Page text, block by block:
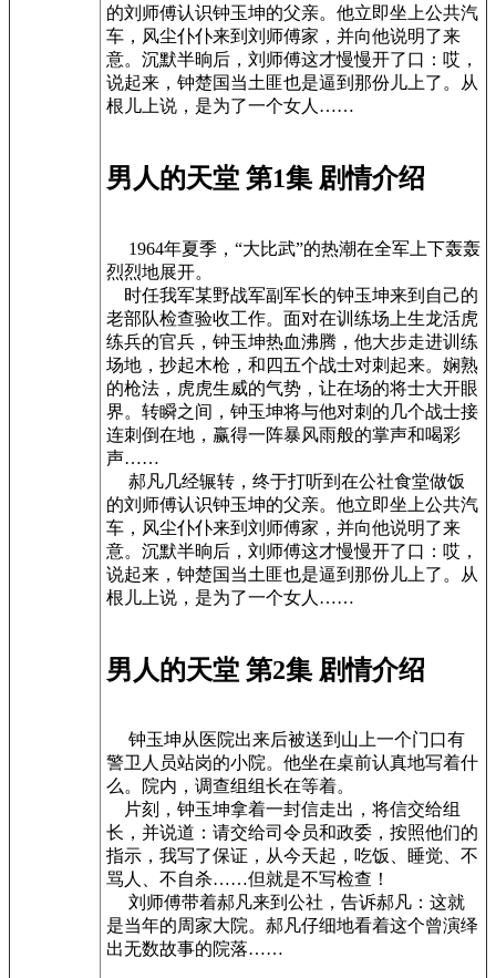
的刘师傅认识钟玉坤的父亲。他立即坐上公共汽
车，风尘仆仆来到刘师傅家，并向他说明了来
意。沉默半晌后，刘师傅这才慢慢开了口：哎，
说起来，钟楚国当土匪也是逼到那份儿上了。从
根儿上说，是为了一个女人……
男人的天堂 第1集 剧情介绍
1964年夏季，“大比武”的热潮在全军上下轰轰
烈烈地展开。
时任我军某野战军副军长的钟玉坤来到自己的
老部队检查验收工作。面对在训练场上生龙活虎
练兵的官兵，钟玉坤热血沸腾，他大步走进训练
场地，抄起木枪，和四五个战士对刺起来。娴熟
的枪法，虎虎生威的气势，让在场的将士大开眼
界。转瞬之间，钟玉坤将与他对刺的几个战士接
连刺倒在地，赢得一阵暴风雨般的掌声和喝彩
声……
郝凡几经辗转，终于打听到在公社食堂做饭
的刘师傅认识钟玉坤的父亲。他立即坐上公共汽
车，风尘仆仆来到刘师傅家，并向他说明了来
意。沉默半晌后，刘师傅这才慢慢开了口：哎，
说起来，钟楚国当土匪也是逼到那份儿上了。从
根儿上说，是为了一个女人……
男人的天堂 第2集 剧情介绍
钟玉坤从医院出来后被送到山上一个门口有
警卫人员站岗的小院。他坐在桌前认真地写着什
么。院内，调查组组长在等着。
片刻，钟玉坤拿着一封信走出，将信交给组
长，并说道：请交给司令员和政委，按照他们的
指示，我写了保证，从今天起，吃饭、睡觉、不
骂人、不自杀……但就是不写检查！
刘师傅带着郝凡来到公社，告诉郝凡：这就
是当年的周家大院。郝凡仔细地看着这个曾演绎
出无数故事的院落……